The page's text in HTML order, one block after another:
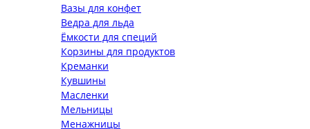
Вазы для конфет
Ведра для льда
Ёмкости для специй
Корзины для продуктов
Креманки
Кувшины
Масленки
Мельницы
Менажницы